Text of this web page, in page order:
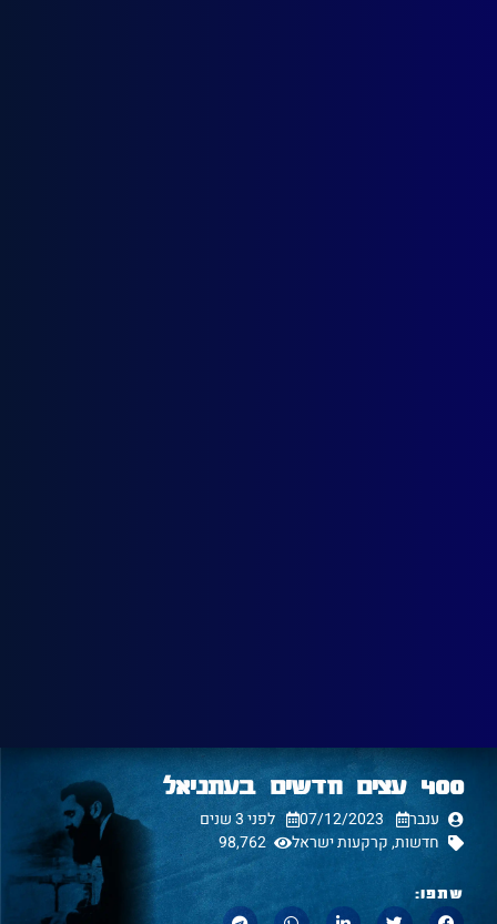
400 עצים חדשים בעתניאל
ענבר 07/12/2023
לפני 3 שנים
חדשות,קרקעות ישראל 98,762
שתפו: